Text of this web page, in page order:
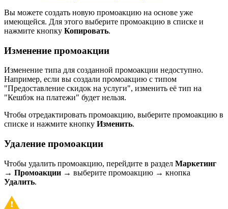
Вы можете создать новую промоакцию на основе уже
имеющейся. Для этого выберите промоакцию в списке и
нажмите кнопку Копировать.
Изменение промоакции
Изменение типа для созданной промоакции недоступно.
Например, если вы создали промоакцию с типом
"Предоставление скидок на услуги", изменить её тип на
"Кешбэк на платежи" будет нельзя.
Чтобы отредактировать промоакцию, выберите промоакцию в
списке и нажмите кнопку Изменить.
Удаление промоакции
Чтобы удалить промоакцию, перейдите в раздел Маркетинг
→ Промоакции → выберите промоакцию → кнопка
Удалить.